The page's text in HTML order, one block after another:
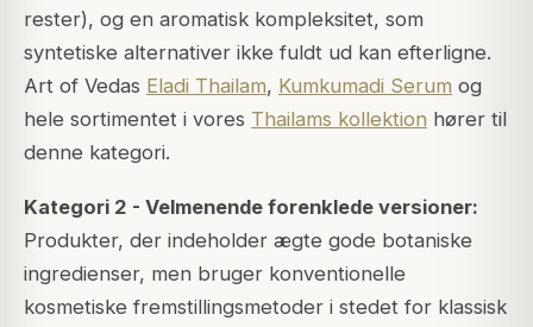
rester), og en aromatisk kompleksitet, som
syntetiske alternativer ikke fuldt ud kan efterligne.
Art of Vedas Eladi Thailam, Kumkumadi Serum og
hele sortimentet i vores Thailams kollektion hører til
denne kategori.
Kategori 2 - Velmenende forenklede versioner:
Produkter, der indeholder ægte gode botaniske
ingredienser, men bruger konventionelle
kosmetiske fremstillingsmetoder i stedet for klassisk